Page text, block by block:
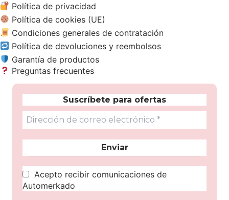
Política de privacidad
Política de cookies (UE)
Condiciones generales de contratación
Política de devoluciones y reembolsos
Garantía de productos
Preguntas frecuentes
Suscríbete para ofertas
Acepto recibir comunicaciones de
Automerkado